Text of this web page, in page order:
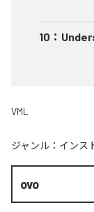
10 ：
VML
ジャンル： インス
ovo